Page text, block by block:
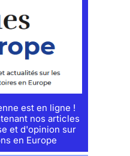
est en ligne !
nos articles
et d'opinion sur
en Europe